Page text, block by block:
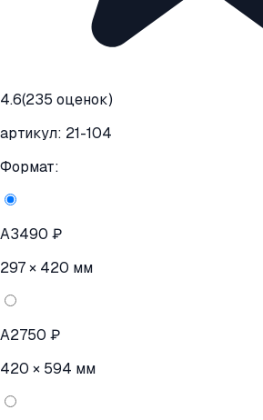
4.6(235 оценок)
артикул: 21-104
Формат:
A3490 ₽
297 × 420 мм
A2750 ₽
420 × 594 мм